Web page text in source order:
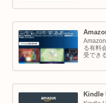
では
る有料
受でき
実、さ
Kindle